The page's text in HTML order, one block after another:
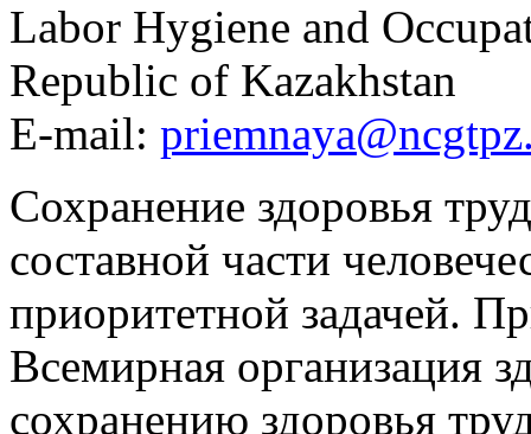
Labor Hygiene and
Republic of Kazakhstan
E-mail:
Сохранение здоровья
составной части
приоритетной задачей.
Всемирная организация
сохранению здоровья